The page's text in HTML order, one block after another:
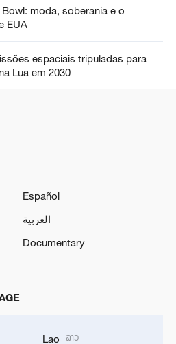
moda, soberania e o
EUA
espaciais tripuladas para
Lua em 2030
Español
العربية
Documentary
Lao ລາວ